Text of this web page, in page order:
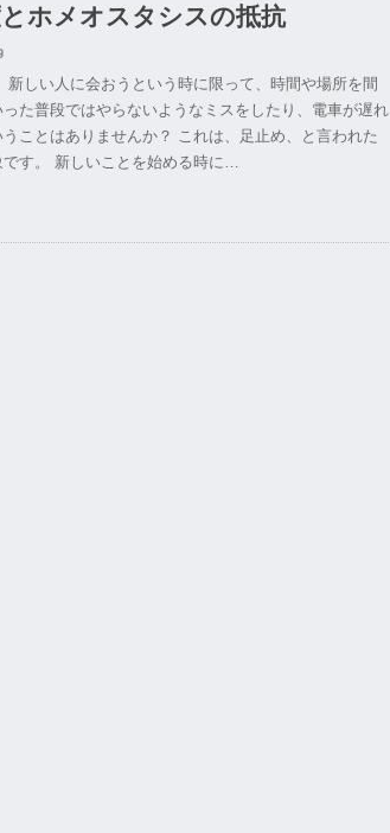
ホメオスタシスの抵抗
新しい人に会おうという時に限って、時間や場所を間
た普段ではやらないようなミスをしたり、電車が遅れ
ことはありませんか？ これは、足止め、と言われた
です。 新しいことを始める時に…